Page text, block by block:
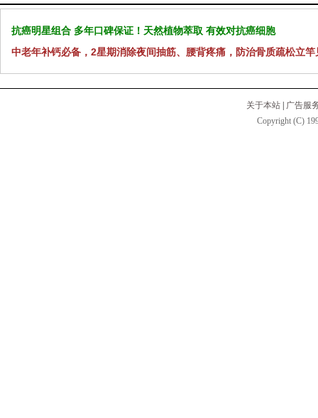
抗癌明星组合 多年口碑保证！天然植物萃取 有效对抗癌细胞
中老年补钙必备，2星期消除夜间抽筋、腰背疼痛，防治骨质疏松立竿
关于本站
广告服
Copyright (C)